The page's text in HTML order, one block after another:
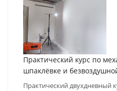
Практический курс по
шпаклёвке и
Практический двухдневный